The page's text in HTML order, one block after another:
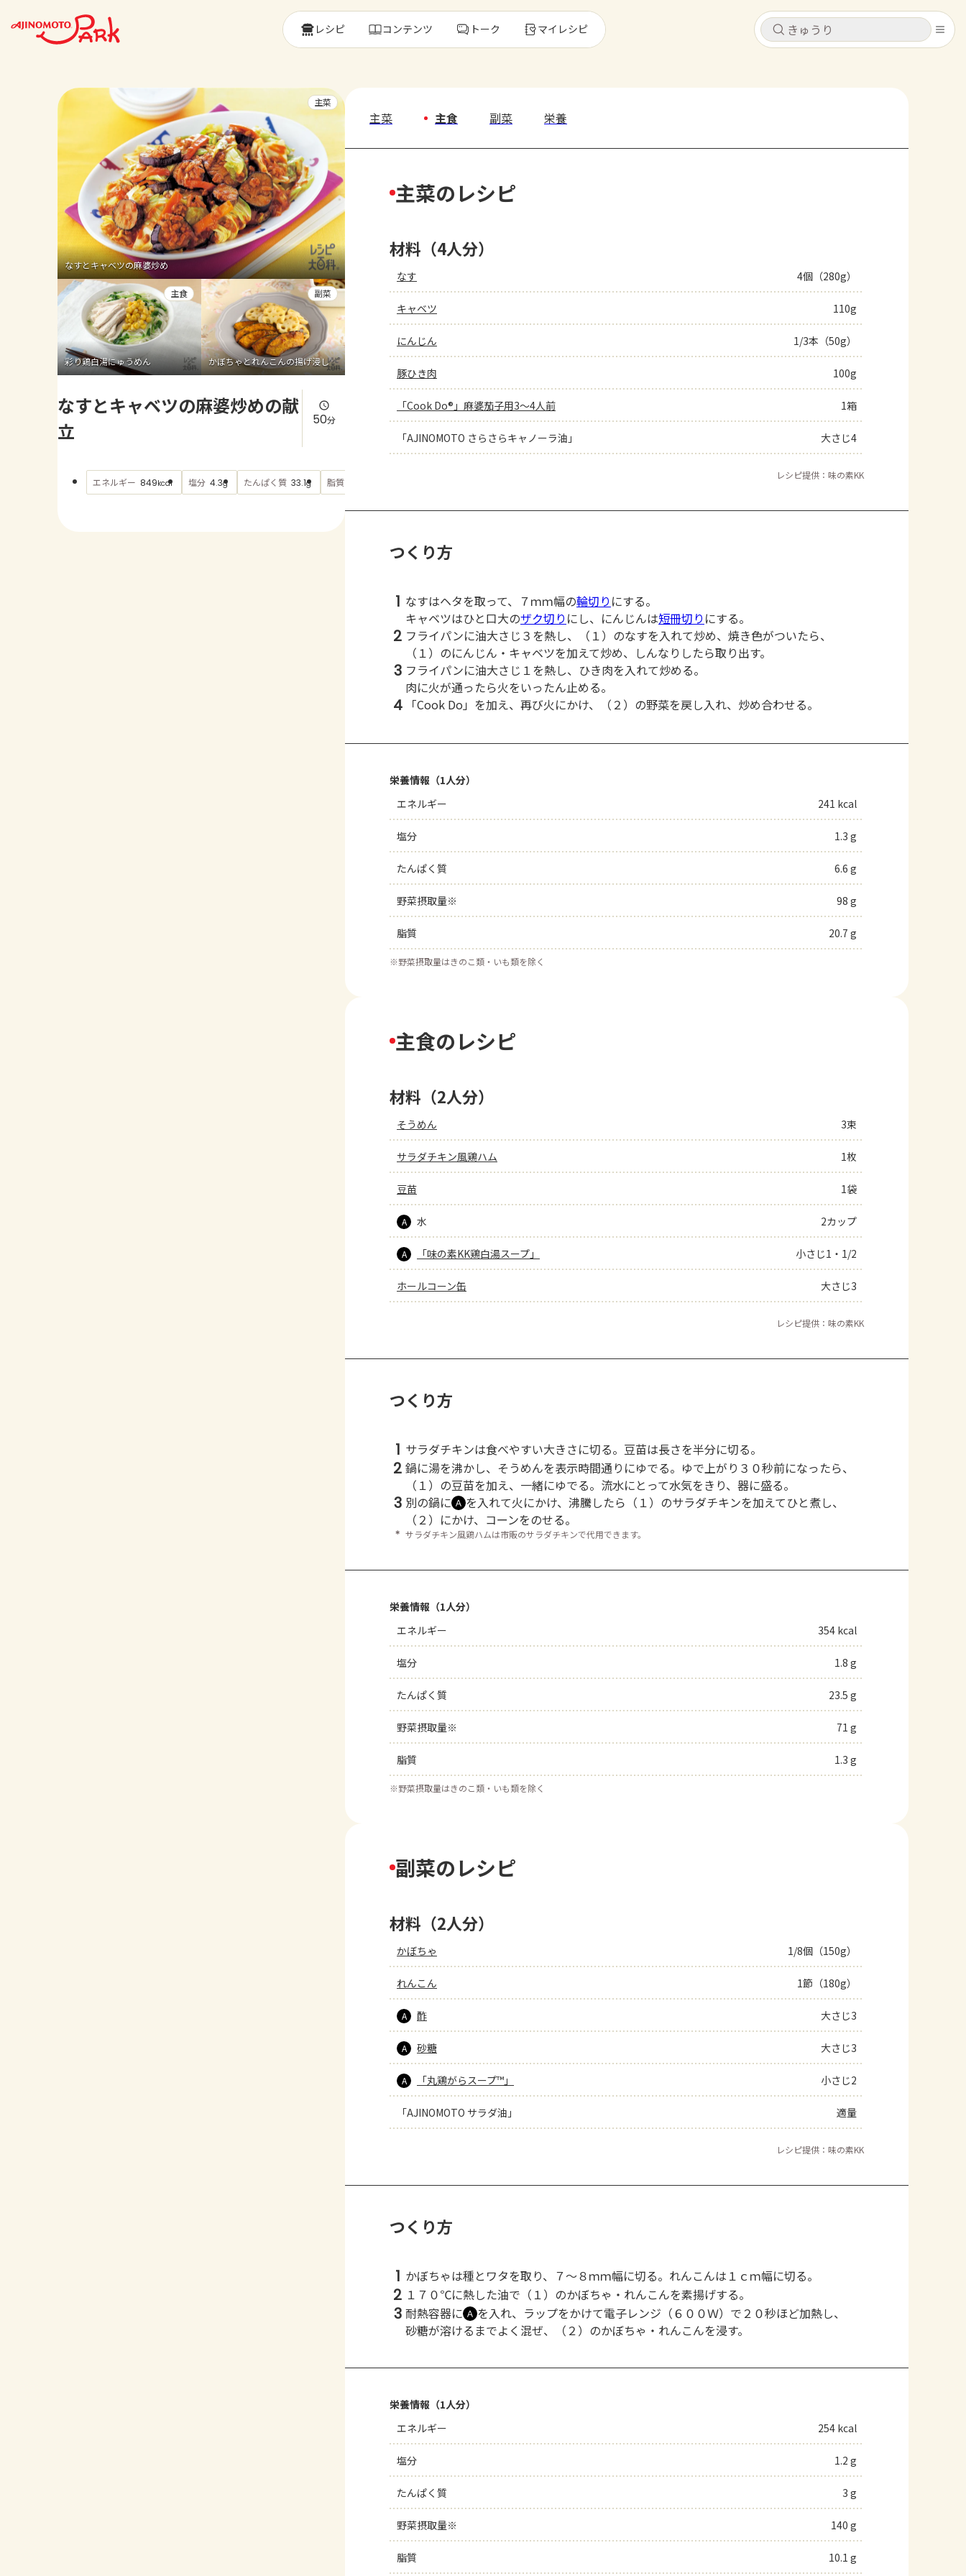
キャンセル
よくあるお問い合わせ
お買い物
キャンセル
レシピ コンテンツ トーク マイレシピ
なすとキャベツの麻婆炒め
主菜
彩り鶏白湯にゅうめん
主食
かぼちゃとれんこんの揚げ浸し
副菜
なすとキャベツの麻婆炒めの献
立
50分
エネルギー 849kcal 塩分 4.3g たんぱく質 33.1g 脂質
主菜 主食 副菜 栄養
主菜のレシピ
材料（4人分）
なす 4個（280g）
キャベツ 110g
にんじん 1/3本（50g）
豚ひき肉 100g
「Cook Do®」麻婆茄子用3～4人前 1箱
「AJINOMOTO さらさらキャノーラ油」 大さじ4
レシピ提供：味の素KK
つくり方
1 なすはヘタを取って、７ｍｍ幅の輪切り にする。
キャベツはひと口大のザク切り にし、にんじんは短冊切り にする。
2 フライパンに油大さじ３を熱し、（１）のなすを入れて炒め、焼き色がついたら、
（１）のにんじん・キャベツを加えて炒め、しんなりしたら取り出す。
3 フライパンに油大さじ１を熱し、ひき肉を入れて炒める。
肉に火が通ったら火をいったん止める。
4 「Cook Do」を加え、再び火にかけ、（２）の野菜を戻し入れ、炒め合わせる。
栄養情報（1人分）
エネルギー
241 kcal
塩分 1.3 g
たんぱく質 6.6 g
野菜摂取量※ 98 g
脂質 20.7 g
※野菜摂取量はきのこ類・いも類を除く
主食のレシピ
材料（2人分）
そうめん 3束
サラダチキン風鶏ハム 1枚
豆苗 1袋
A 水 2カップ
A 「味の素KK鶏白湯スープ」 小さじ1・1/2
ホールコーン缶 大さじ3
レシピ提供：味の素KK
つくり方
1 サラダチキンは食べやすい大きさに切る。豆苗は長さを半分に切る。
2 鍋に湯を沸かし、そうめんを表示時間通りにゆでる。ゆで上がり３０秒前になったら、
（１）の豆苗を加え、一緒にゆでる。流水にとって水気をきり、器に盛る。
3 別の鍋に Ａ を入れて火にかけ、沸騰したら（１）のサラダチキンを加えてひと煮し、
（２）にかけ、コーンをのせる。
＊ サラダチキン風鶏ハムは市販のサラダチキンで代用できます。
栄養情報（1人分）
エネルギー
354 kcal
塩分 1.8 g
たんぱく質 23.5 g
野菜摂取量※ 71 g
脂質 1.3 g
※野菜摂取量はきのこ類・いも類を除く
副菜のレシピ
材料（2人分）
かぼちゃ 1/8個（150g）
れんこん 1節（180g）
A 酢 大さじ3
A 砂糖 大さじ3
A 「丸鶏がらスープ™」 小さじ2
「AJINOMOTO サラダ油」 適量
レシピ提供：味の素KK
つくり方
1 かぼちゃは種とワタを取り、７～８ｍｍ幅に切る。れんこんは１ｃｍ幅に切る。
2 １７０℃に熱した油で（１）のかぼちゃ・れんこんを素揚げする。
3 耐熱容器に Ａ を入れ、ラップをかけて電子レンジ（６００Ｗ）で２０秒ほど加熱し、
砂糖が溶けるまでよく混ぜ、（２）のかぼちゃ・れんこんを浸す。
栄養情報（1人分）
エネルギー
254 kcal
塩分 1.2 g
たんぱく質 3 g
野菜摂取量※ 140 g
脂質 10.1 g